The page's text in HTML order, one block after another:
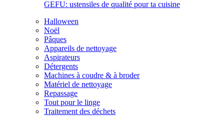
GEFU: ustensiles de qualité pour ta cuisine
Halloween
Noël
Pâques
Appareils de nettoyage
Aspirateurs
Détergents
Machines à coudre & à broder
Matériel de nettoyage
Repassage
Tout pour le linge
Traitement des déchets